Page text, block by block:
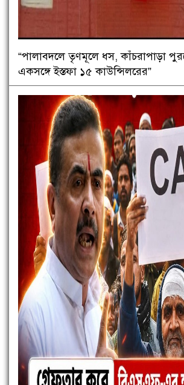
“পালাবদলে তৃণমূলে ধস, কাঁচরাপাড়া
একসঙ্গে ইস্তফা ১৫ কাউন্সিলরের”